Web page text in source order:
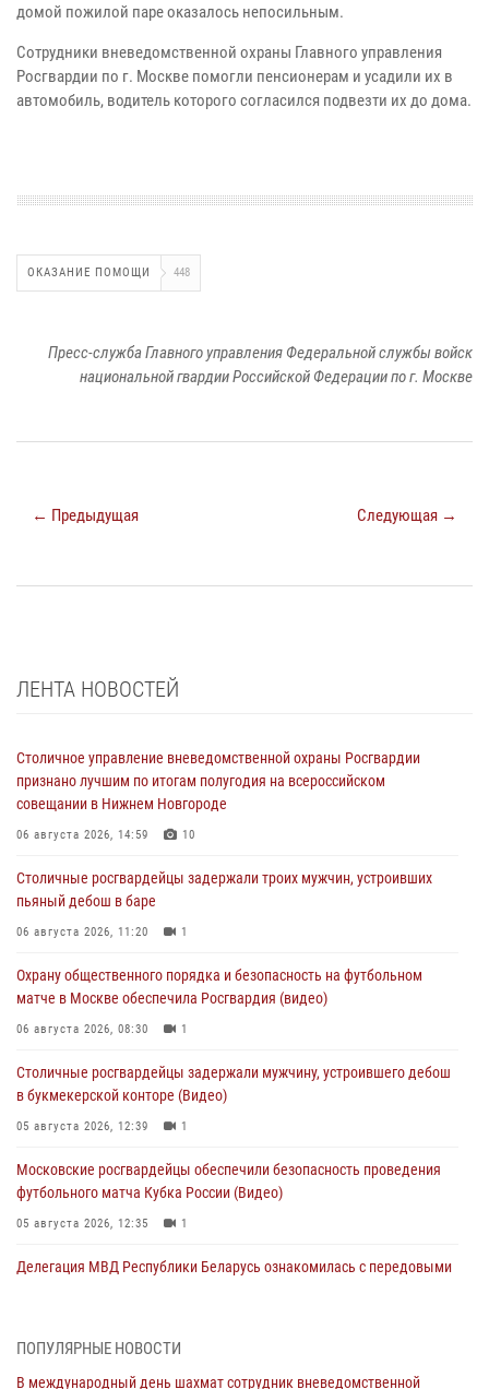
домой пожилой паре оказалось непосильным.
Сотрудники вневедомственной охраны Главного управления
Росгвардии по г. Москве помогли пенсионерам и усадили их в
автомобиль, водитель которого согласился подвезти их до дома.
ОКАЗАНИЕ ПОМОЩИ 448
Пресс-служба Главного управления Федеральной службы войск
национальной гвардии Российской Федерации по г. Москве
← Предыдущая Следующая →
ЛЕНТА НОВОСТЕЙ
Столичное управление вневедомственной охраны Росгвардии
признано лучшим по итогам полугодия на всероссийском
совещании в Нижнем Новгороде
06 августа 2026, 14:59 10
Столичные росгвардейцы задержали троих мужчин, устроивших
пьяный дебош в баре
06 августа 2026, 11:20 1
Охрану общественного порядка и безопасность на футбольном
матче в Москве обеспечила Росгвардия (видео)
06 августа 2026, 08:30 1
Столичные росгвардейцы задержали мужчину, устроившего дебош
в букмекерской конторе (Видео)
05 августа 2026, 12:39 1
Московские росгвардейцы обеспечили безопасность проведения
футбольного матча Кубка России (Видео)
05 августа 2026, 12:35 1
Делегация МВД Республики Беларусь ознакомилась с передовыми
ПОПУЛЯРНЫЕ НОВОСТИ
В международный день шахмат сотрудник вневедомственной